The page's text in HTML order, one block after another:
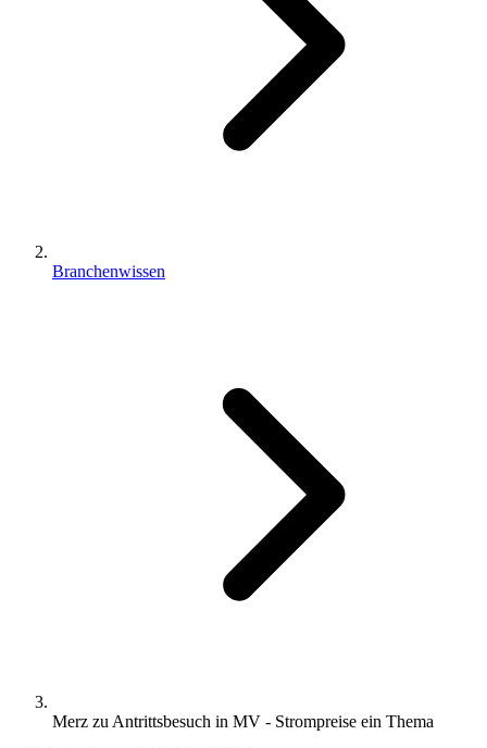
Branchenwissen
Merz zu Antrittsbesuch in MV - Strompreise ein Thema